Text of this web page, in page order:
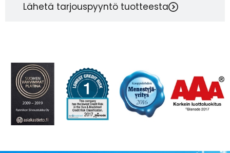
Lähetä tarjouspyyntö tuotteesta